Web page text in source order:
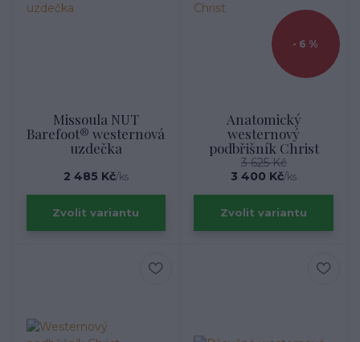
Missoula NUT
Barefoot® westernová
uzdečka
2 485 Kč/ks
Zvolit variantu
- 6 %
Anatomický
westernový
podbřišník Christ
3 625 Kč
3 400 Kč/ks
Zvolit variantu